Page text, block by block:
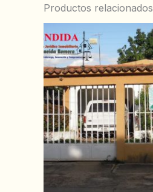
Productos relacionados